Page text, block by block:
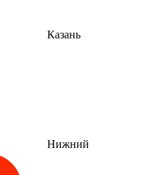
Казань
Нижний